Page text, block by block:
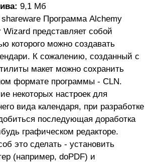
9,1 Мб
shareware Программа Alchemy
представляет собой
которого можно создавать
К сожалению, созданный с
макет можно сохранить
формате программы - CLN.
некоторых настроек для
вида календаря, при разработке
последующая доработка
графическом редакторе.
это сделать - установить
(например, doPDF) и